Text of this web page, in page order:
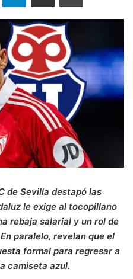
de Sevilla destapó las
le exige al tocopillano
rebaja salarial y un rol de
paralelo, revelan que el
formal para regresar a
camiseta azul.